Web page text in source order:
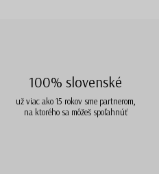
100% slovenské
už viac ako 15 rokov sme partnerom,
na ktorého sa môžeš spoľahnúť